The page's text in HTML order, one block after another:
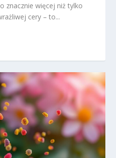
znacznie więcej niż tylko
cery – to...